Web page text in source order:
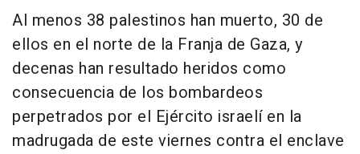
Al menos 38 palestinos han muerto, 30 de
ellos en el norte de la Franja de Gaza, y
decenas han resultado heridos como
consecuencia de los bombardeos
perpetrados por el Ejército israelí en la
madrugada de este viernes contra el enclave